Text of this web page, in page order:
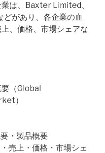
は、Baxter Limited、
があり、各企業の血
、価格、市場シェアな
（Global
）
・製品概要
売上・価格・市場シェ